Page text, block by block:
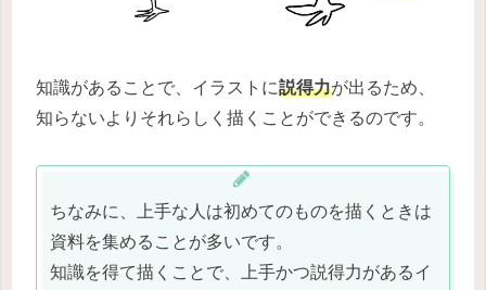
知識があることで、イラストに説得力が出るため、
知らないよりそれらしく描くことができるのです。
ちなみに、上手な人は初めてのものを描くときは
資料を集めることが多いです。
知識を得て描くことで、上手かつ説得力があるイ